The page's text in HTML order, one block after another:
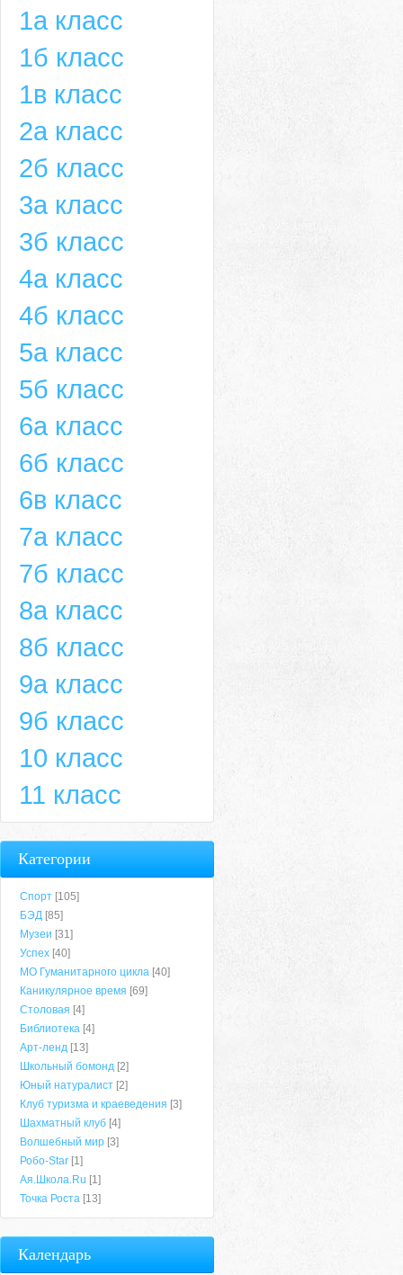
1а класс
1б класс
1в класс
2а класс
2б класс
3а класс
3б класс
4а класс
4б класс
5а класс
5б класс
6а класс
6б класс
6в класс
7а класс
7б класс
8а класс
8б класс
9а класс
9б класс
10 класс
11 класс
Категории
Спорт [105]
БЭД [85]
Музеи [31]
Успех [40]
МО Гуманитарного цикла [40]
Каникулярное время [69]
Столовая [4]
Библиотека [4]
Арт-ленд [13]
Школьный бомонд [2]
Юный натуралист [2]
Клуб туризма и краеведения [3]
Шахматный клуб [4]
Волшебный мир [3]
Робо-Star [1]
Ая.Школа.Ru [1]
Точка Роста [13]
Календарь